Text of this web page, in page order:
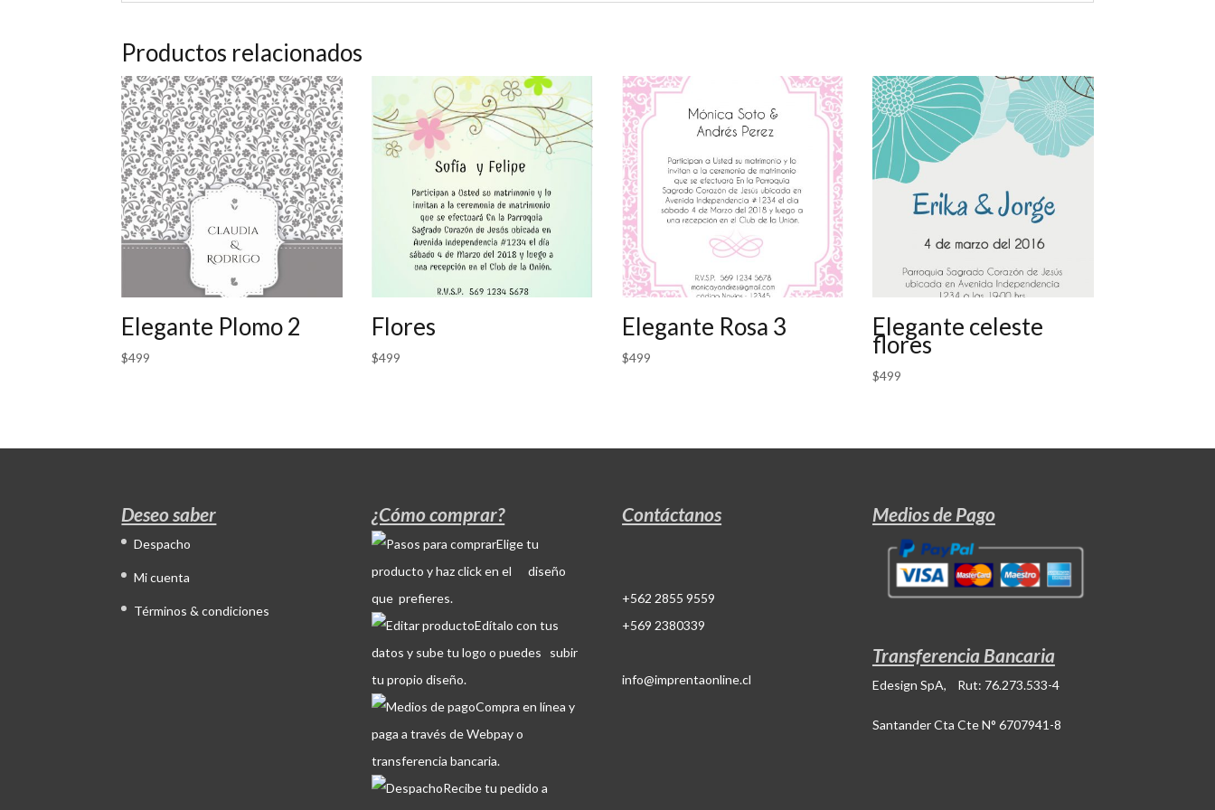
Productos relacionados
Elegante Plomo 2
$499
Flores
$499
Elegante Rosa 3
$499
Elegante celeste
flores
$499
Deseo saber
Despacho
Mi cuenta
Términos & condiciones
¿Cómo comprar?
Elige tu
producto y haz click en el diseño
que prefieres.
Edítalo con tus
datos y sube tu logo o puedes subir
tu propio diseño.
Compra en línea y
paga a través de Webpay o
transferencia bancaria.
Recibe tu pedido a
Contáctanos
+562 2855 9559
+569 2380339
info@imprentaonline.cl
Medios de Pago
Transferencia Bancaria
Edesign SpA, Rut: 76.273.533-4
Santander Cta Cte N° 6707941-8